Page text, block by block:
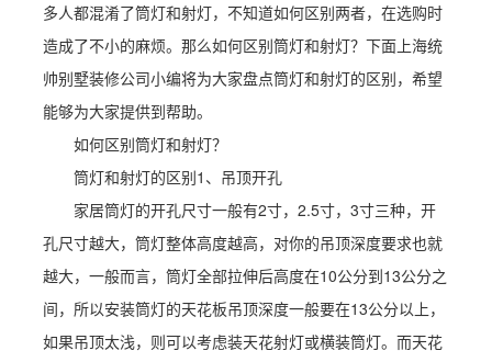
多人都混淆了筒灯和射灯，不知道如何区别两者，在选购时
造成了不小的麻烦。那么如何区别筒灯和射灯？下面上海统
帅别墅装修公司小编将为大家盘点筒灯和射灯的区别，希望
能够为大家提供到帮助。
如何区别筒灯和射灯？
筒灯和射灯的区别1、吊顶开孔
家居筒灯的开孔尺寸一般有2寸，2.5寸，3寸三种，开
孔尺寸越大，筒灯整体高度越高，对你的吊顶深度要求也就
越大，一般而言，筒灯全部拉伸后高度在10公分到13公分之
间，所以安装筒灯的天花板吊顶深度一般要在13公分以上，
如果吊顶太浅，则可以考虑装天花射灯或横装筒灯。而天花